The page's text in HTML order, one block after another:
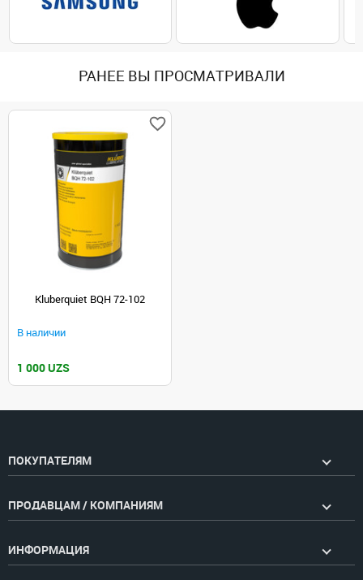
РАНЕЕ ВЫ ПРОСМАТРИВАЛИ
Kluberquiet BQH 72-102
В наличии
1 000 UZS
ПОКУПАТЕЛЯМ
ПРОДАВЦАМ / КОМПАНИЯМ
ИНФОРМАЦИЯ